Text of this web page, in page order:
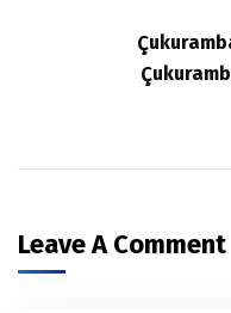
Leave A Comment